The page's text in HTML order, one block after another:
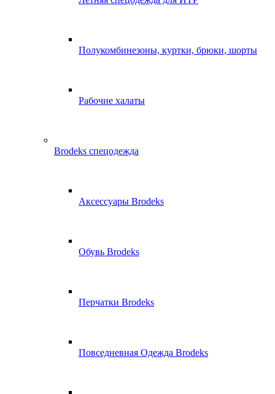
Полукомбинезоны, куртки, брюки, шорты
Рабочие халаты
Brodeks спецодежда
Аксессуары Brodeks
Обувь Brodeks
Перчатки Brodeks
Повседневная Одежда Brodeks